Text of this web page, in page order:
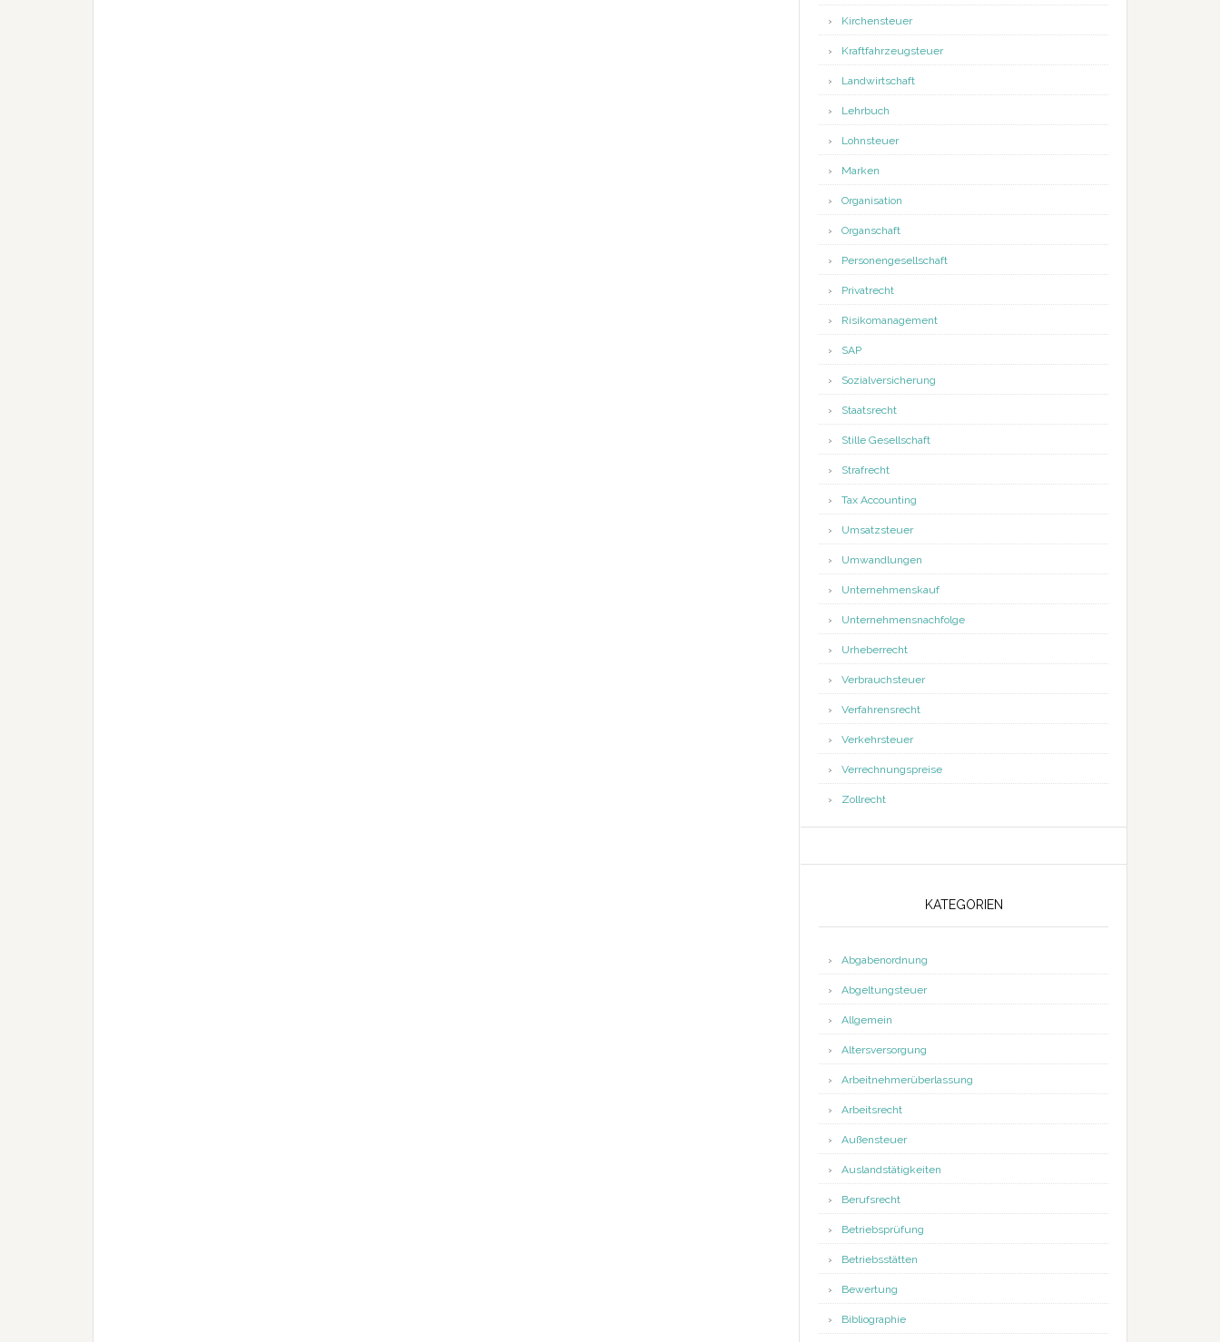
Kirchensteuer
Kraftfahrzeugsteuer
Landwirtschaft
Lehrbuch
Lohnsteuer
Marken
Organisation
Organschaft
Personengesellschaft
Privatrecht
Risikomanagement
SAP
Sozialversicherung
Staatsrecht
Stille Gesellschaft
Strafrecht
Tax Accounting
Umsatzsteuer
Umwandlungen
Unternehmenskauf
Unternehmensnachfolge
Urheberrecht
Verbrauchsteuer
Verfahrensrecht
Verkehrsteuer
Verrechnungspreise
Zollrecht
KATEGORIEN
Abgabenordnung
Abgeltungsteuer
Allgemein
Altersversorgung
Arbeitnehmerüberlassung
Arbeitsrecht
Außensteuer
Auslandstätigkeiten
Berufsrecht
Betriebsprüfung
Betriebsstätten
Bewertung
Bibliographie